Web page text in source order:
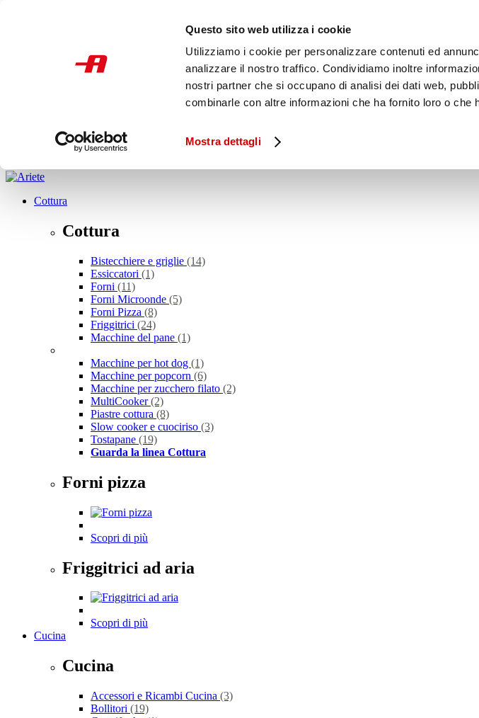
Questo sito web utilizza i cookie
Utilizziamo i cookie per personalizzare contenuti ed
analizzare il nostro traffico. Condividiamo inoltre
nostri partner che si occupano di analisi dei dati web,
combinarle con altre informazioni che ha fornito loro o
Mostra dettagli
Italia
Cottura
Cottura
Bistecchiere e griglie (14)
Essiccatori (1)
Forni (11)
Forni Microonde (5)
Forni Pizza (8)
Friggitrici (24)
Macchine del pane (1)
Macchine per hot dog (1)
Macchine per popcorn (6)
Macchine per zucchero filato (2)
MultiCooker(2)
Piastre cottura (8)
Slow cooker e cuociriso (3)
Tostapane (19)
Guarda la linea Cottura
Forni pizza
Scopri di più
Friggitrici ad aria
Scopri di più
Cucina
Cucina
Accessori e Ricambi Cucina (3)
Bollitori (19)